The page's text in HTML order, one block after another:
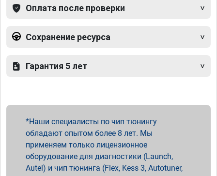
Оплата после проверки
Сохранение ресурса
Гарантия 5 лет
Наши специалисты по чип тюнингу
обладают опытом более 8 лет. Мы
применяем только лицензионное
оборудование для диагностики (Launch,
Autel) и чип тюнинга (Flex, Kess 3, Autotuner,